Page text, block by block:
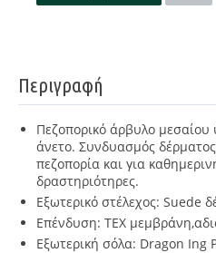
Περιγραφή
Πεζοπορικό άρβυλο
άνετο. Συνδυασμός
πεζοπορία και για
δραστηριότηρες.
Εξωτερικό στέλεχος: Suede
Επένδυση: TEX
Εξωτερική σόλα: Dragon Ing